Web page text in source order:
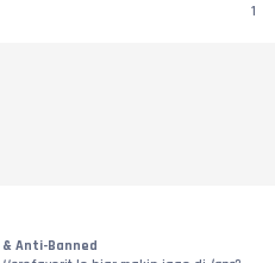
1
& Anti-Banned